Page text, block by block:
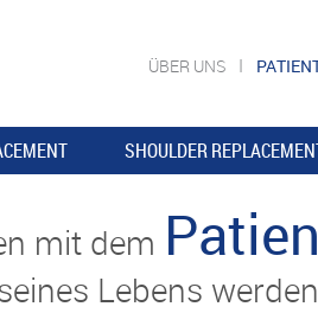
ÜBER UNS
SHOULDER
mit dem
Lebens